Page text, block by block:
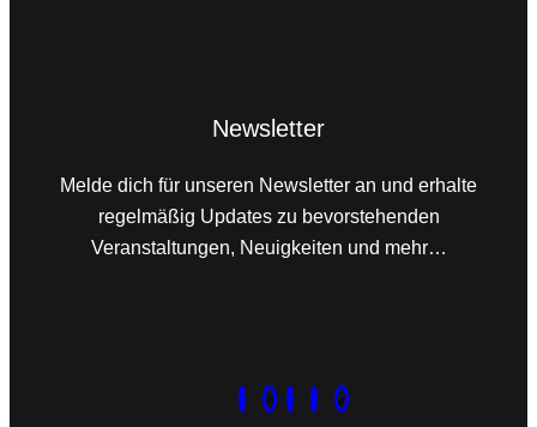
Newsletter
Melde dich für unseren Newsletter an und erhalte
regelmäßig Updates zu bevorstehenden
Veranstaltungen, Neuigkeiten und mehr…